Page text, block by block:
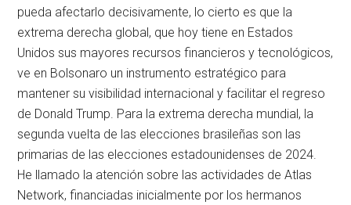
pueda afectarlo decisivamente, lo cierto es que la
extrema derecha global, que hoy tiene en Estados
Unidos sus mayores recursos financieros y tecnológicos,
ve en Bolsonaro un instrumento estratégico para
mantener su visibilidad internacional y facilitar el regreso
de Donald Trump. Para la extrema derecha mundial, la
segunda vuelta de las elecciones brasileñas son las
primarias de las elecciones estadounidenses de 2024.
He llamado la atención sobre las actividades de Atlas
Network, financiadas inicialmente por los hermanos